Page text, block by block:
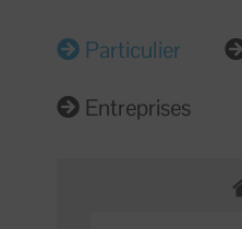
Particulier
Entreprises